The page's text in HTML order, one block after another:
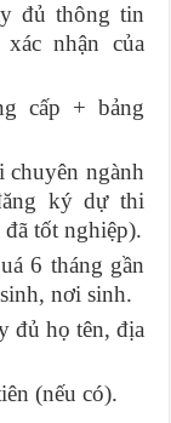
đủ thông tin
nhận của
cấp + bảng
ngành
ký dự thi
tốt nghiệp).
6 tháng gần
nơi sinh.
đủ họ tên, địa
(nếu có).